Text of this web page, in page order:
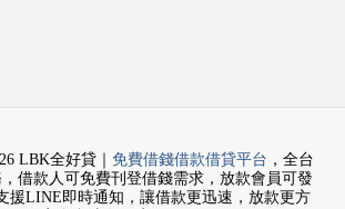
LBK全好貸｜ 免費借錢借款借貸平台 ，全台
借款人可免費刊登借錢需求，放款會員可發
援LINE即時通知，讓借款更迅速，放款更方